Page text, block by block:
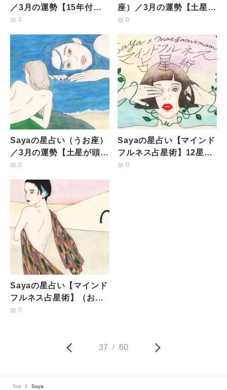
／3月の運勢【15年付き
合った冥王星が頭上を去
0
座）／3月の運勢【土星が
去り、冥王星が訪れる。
月】
0
Sayaの星占い（うお座）
／3月の運勢【土星が頭上
に到来し、指導的な立場
に】
0
Sayaの星占い【マインド
フルネス占星術】12星座
共通／2月の運勢
0
Sayaの星占い【マインド
フルネス占星術】（おひ
つじ座）／2月の運勢
0
37 / 60
Top Saya